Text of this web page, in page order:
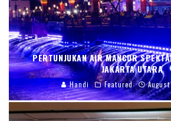
PERTUNJUKAN AIR MANCUR
JAKARTA UTARA
Handi Featured